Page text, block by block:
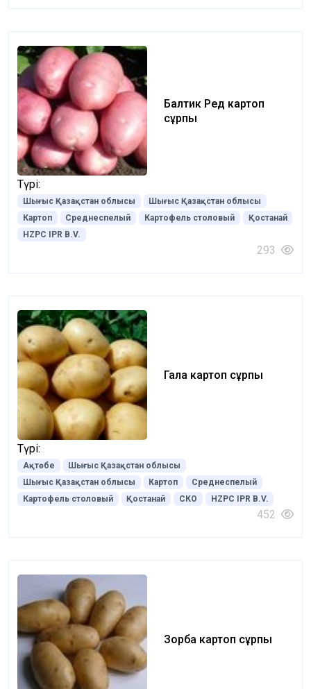
Балтик Ред картоп
сұрпы
Түрі:
Шығыс Қазақстан облысы
Шығыс Қазақстан облысы
Картоп
Среднеспелый Картофель столовый
Қостанай
HZPC IPR B.V.
293
Гала картоп сұрпы
Түрі:
Ақтөбе
Шығыс Қазақстан облысы
Шығыс Қазақстан облысы
Картоп
Среднеспелый
Картофель столовый
Қостанай СКО HZPC IPR B.V.
452
Зорба картоп сұрпы